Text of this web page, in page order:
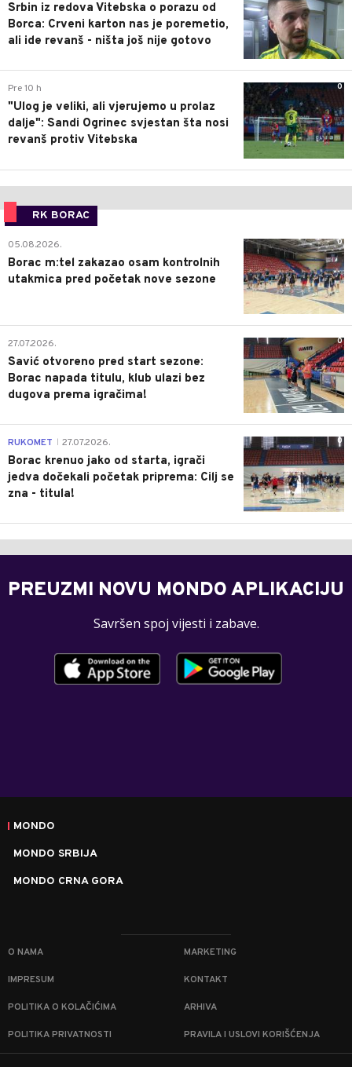
Srbin iz redova Vitebska o porazu od
Borca: Crveni karton nas je poremetio,
ali ide revanš - ništa još nije gotovo
0
Pre 10 h
"Ulog je veliki, ali vjerujemo u prolaz
dalje": Sandi Ogrinec svjestan šta nosi
revanš protiv Vitebska
RK BORAC
0
05.08.2026.
Borac m:tel zakazao osam kontrolnih
utakmica pred početak nove sezone
0
27.07.2026.
Savić otvoreno pred start sezone:
Borac napada titulu, klub ulazi bez
dugova prema igračima!
0
RUKOMET 27.07.2026.
Borac krenuo jako od starta, igrači
jedva dočekali početak priprema: Cilj se
zna - titula!
PREUZMI NOVU MONDO APLIKACIJU
Savršen spoj vijesti i zabave.
MONDO
MONDO SRBIJA
MONDO CRNA GORA
O NAMA MARKETING
IMPRESUM KONTAKT
POLITIKA O KOLAČIĆIMA ARHIVA
POLITIKA PRIVATNOSTI PRAVILA I USLOVI KORIŠĆENJA